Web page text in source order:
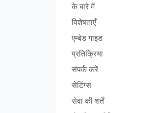
के बारे में
विशेषताएँ
एम्बेड गाइड
प्रतिक्रिया
संपर्क करें
सेटिंग्स
सेवा की शर्तें